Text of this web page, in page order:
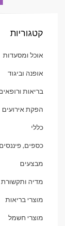
קטגוריות
אוכל ומסעדות
אופנה וביגוד
בריאות
הפקת אירועים
כללי
כספים,
מבצעים
מדיה ותקשורת
מוצרי בריאות
מוצרי חשמל